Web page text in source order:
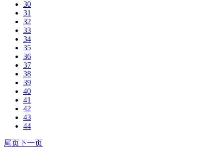
30
31
32
33
34
35
36
37
38
39
40
41
42
43
44
尾页下一页